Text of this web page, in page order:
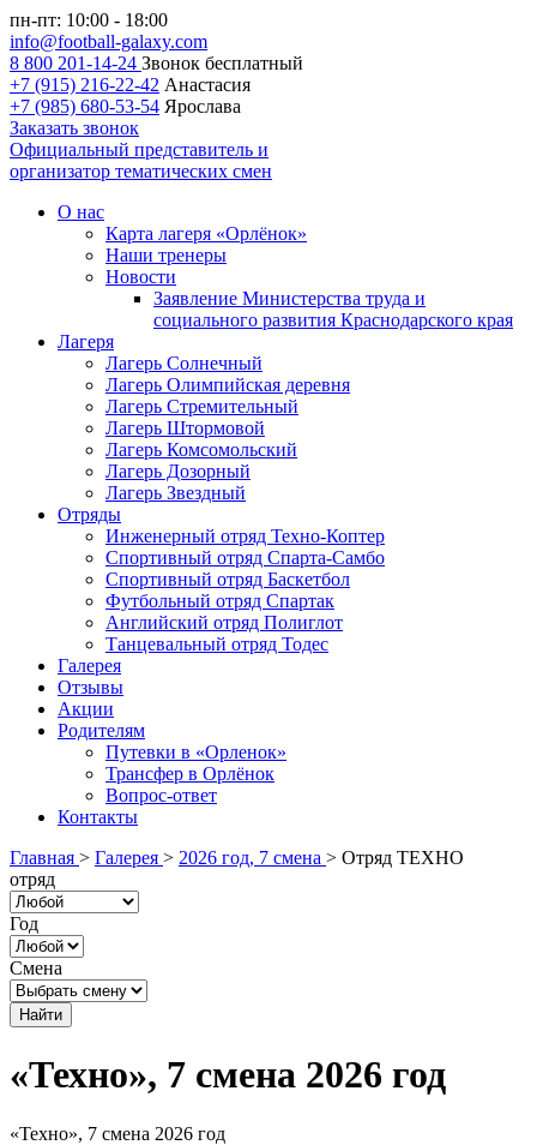
пн-пт: 10:00 - 18:00
info@football-galaxy.com
8 800 201-14-24 Звонок бесплатный
+7 (915) 216-22-42 Анастасия
+7 (985) 680-53-54 Ярослава
Заказать звонок
Официальный представитель и
организатор тематических смен
О нас
Карта лагеря «Орлёнок»
Наши тренеры
Новости
Заявление Министерства труда и
социального развития Краснодарского края
Лагеря
Лагерь Солнечный
Лагерь Олимпийская деревня
Лагерь Стремительный
Лагерь Штормовой
Лагерь Комсомольский
Лагерь Дозорный
Лагерь Звездный
Отряды
Инженерный отряд Техно-Коптер
Спортивный отряд Спарта-Самбо
Спортивный отряд Баскетбол
Футбольный отряд Спартак
Английский отряд Полиглот
Танцевальный отряд Тодес
Галерея
Отзывы
Акции
Родителям
Путевки в «Орленок»
Трансфер в Орлёнок
Вопрос-ответ
Контакты
Главная > Галерея > 2026 год, 7 смена > Отряд ТЕХНО
отряд
Год
Смена
«Техно», 7 смена 2026 год
«Техно», 7 смена 2026 год